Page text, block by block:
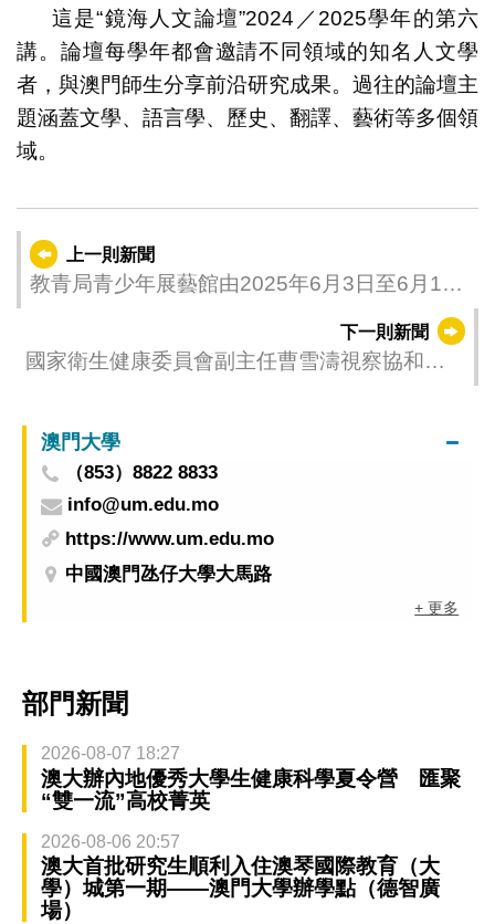
這是“鏡海人文論壇”2024／2025學年的第六
講。論壇每學年都會邀請不同領域的知名人文學
者，與澳門師生分享前沿研究成果。過往的論壇主
題涵蓋文學、語言學、歷史、翻譯、藝術等多個領
域。
上一則新聞
教青局青少年展藝館由2025年6月3日至6月16
下一則新聞
國家衛生健康委員會副主任曹雪濤視察協和澳
澳門大學
（853）8822 8833
info@um.edu.mo
https://www.um.edu.mo
中國澳門氹仔大學大馬路
+ 更多
部門新聞
2026-08-07 18:27
澳大辦內地優秀大學生健康科學夏令營 匯聚
“雙一流”高校菁英
2026-08-06 20:57
澳大首批研究生順利入住澳琴國際教育（大
學）城第一期——澳門大學辦學點（德智廣
場）